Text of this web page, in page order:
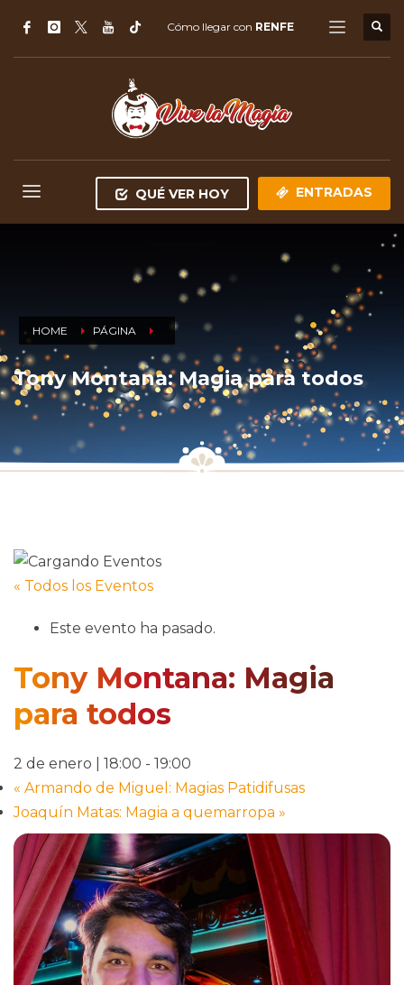
Cómo llegar con RENFE
QUÉ VER HOY ENTRADAS
HOME PÁGINA
Tony Montana: Magia para todos
« Todos los Eventos
Este evento ha pasado.
Tony Montana: Magia
para todos
2 de enero | 18:00 - 19:00
« Armando de Miguel: Magias Patidifusas
Joaquín Matas: Magia a quemarropa »